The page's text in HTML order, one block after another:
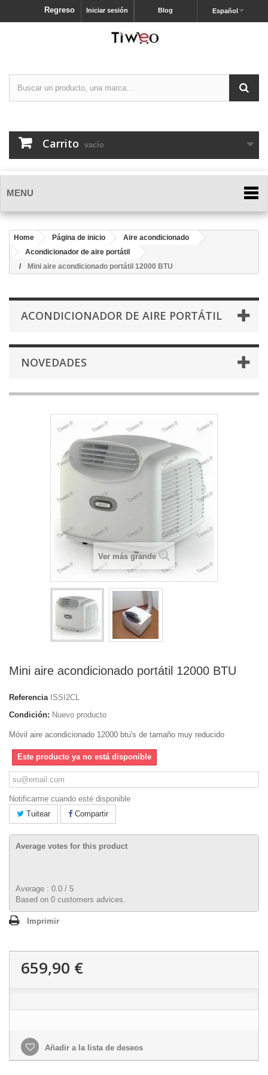
Español
Blog
Iniciar sesión
Regreso
Carrito vacío
MENU
Home Página de inicio
Aire acondicionado
Acondicionador de aire portátil
Mini aire acondicionado portátil 12000 BTU
ACONDICIONADOR DE AIRE PORTÁTIL
NOVEDADES
Ver más grande
Mini aire acondicionado portátil 12000 BTU
Referencia ISSI2CL
Condición: Nuevo producto
Móvil aire acondicionado 12000 btu's de tamaño muy reducido
Este producto ya no está disponible
Notificarme cuando esté disponible
Tuitear
Compartir
Average votes for this product
Average : 0.0 / 5
Based on 0 customers advices.
Imprimir
659,90 €
Añadir a la lista de deseos